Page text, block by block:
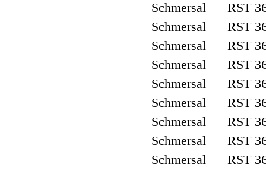
Schmersal RST
Schmersal RST
Schmersal RST
Schmersal RST
Schmersal RST
Schmersal RST
Schmersal RST
Schmersal RST
Schmersal RST